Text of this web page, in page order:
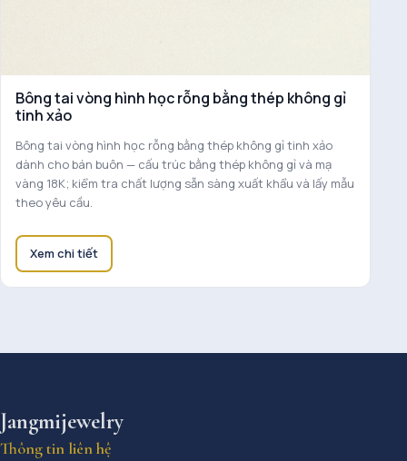
Bông tai vòng hình học rỗng bằng thép không gỉ
tinh xảo
Bông tai vòng hình học rỗng bằng thép không gỉ tinh xảo
dành cho bán buôn — cấu trúc bằng thép không gỉ và mạ
vàng 18K; kiểm tra chất lượng sẵn sàng xuất khẩu và lấy mẫu
theo yêu cầu.
Xem chi tiết
Jangmijewelry
Thông tin liên hệ